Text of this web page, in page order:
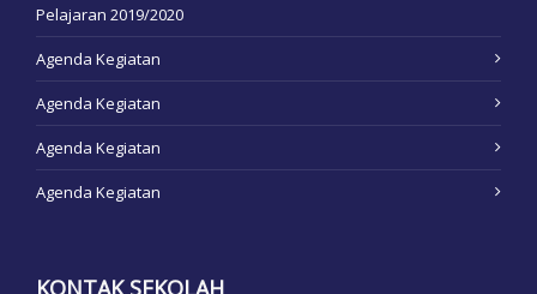
Pelajaran 2019/2020
Agenda Kegiatan
Agenda Kegiatan
Agenda Kegiatan
Agenda Kegiatan
KONTAK SEKOLAH